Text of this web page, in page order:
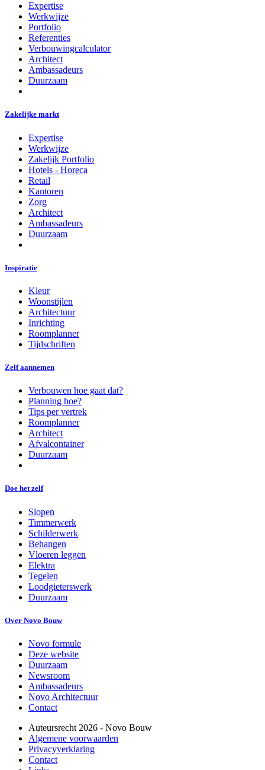
Expertise
Werkwijze
Portfolio
Referenties
Verbouwingcalculator
Architect
Ambassadeurs
Duurzaam
Zakelijke markt
Expertise
Werkwijze
Zakelijk Portfolio
Hotels - Horeca
Retail
Kantoren
Zorg
Architect
Ambassadeurs
Duurzaam
Inspiratie
Kleur
Woonstijlen
Architectuur
Inrichting
Roomplanner
Tijdschriften
Zelf aannemen
Verbouwen hoe gaat dat?
Planning hoe?
Tips per vertrek
Roomplanner
Architect
Afvalcontainer
Duurzaam
Doe het zelf
Slopen
Timmerwerk
Schilderwerk
Behangen
Vloeren leggen
Elektra
Tegelen
Loodgieterswerk
Duurzaam
Over Novo Bouw
Novo formule
Deze website
Duurzaam
Newsroom
Ambassadeurs
Novo Architectuur
Contact
Auteursrecht 2026 - Novo Bouw
Algemene voorwaarden
Privacyverklaring
Contact